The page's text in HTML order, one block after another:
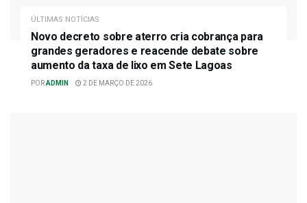
ÚLTIMAS NOTÍCIAS
Novo decreto sobre aterro cria cobrança para
grandes geradores e reacende debate sobre
aumento da taxa de lixo em Sete Lagoas
PORADMIN 2 DE MARÇO DE 2026